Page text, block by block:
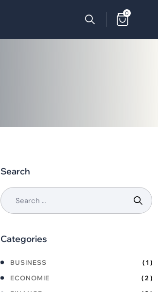
0
Search
Categories
BUSINESS
( 1 )
ECONOMIE
( 2 )